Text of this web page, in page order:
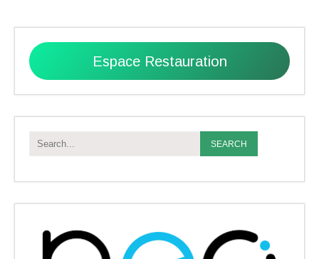
Espace Restauration